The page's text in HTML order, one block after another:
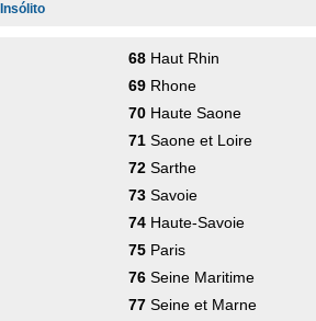
Insólito
68Haut Rhin
69Rhone
70Haute Saone
71Saone et Loire
72Sarthe
73Savoie
74Haute-Savoie
75Paris
76Seine Maritime
77Seine et Marne